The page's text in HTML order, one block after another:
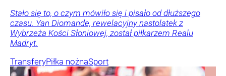
Stało się to, o czym mówiło się i pisało od dłuższego
czasu. Yan Diomande, rewelacyjny nastolatek z
Wybrzeża Kości Słoniowej, został piłkarzem Realu
Madryt.
TransferyPiłka nożnaSport